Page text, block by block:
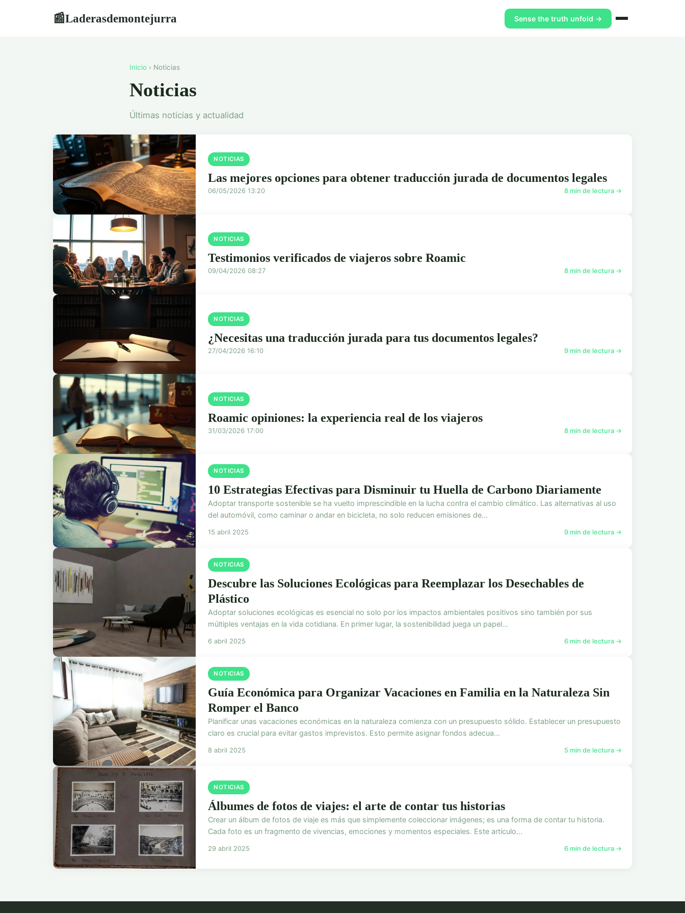
📰Laderasdemontejurra Sense the truth unfold →
Inicio › Noticias
Noticias
Últimas noticias y actualidad
NOTICIAS
Las mejores opciones para obtener traducción jurada de documentos legales
06/05/2026 13:20 8 min de lectura →
NOTICIAS
Testimonios verificados de viajeros sobre Roamic
09/04/2026 08:27 8 min de lectura →
NOTICIAS
¿Necesitas una traducción jurada para tus documentos legales?
27/04/2026 16:10 9 min de lectura →
NOTICIAS
Roamic opiniones: la experiencia real de los viajeros
31/03/2026 17:00 8 min de lectura →
NOTICIAS
10 Estrategias Efectivas para Disminuir tu Huella de Carbono Diariamente
Adoptar transporte sostenible se ha vuelto imprescindible en la lucha contra el cambio climático. Las alternativas al uso
del automóvil, como caminar o andar en bicicleta, no solo reducen emisiones de...
15 abril 2025 9 min de lectura →
NOTICIAS
Descubre las Soluciones Ecológicas para Reemplazar los Desechables de
Plástico
Adoptar soluciones ecológicas es esencial no solo por los impactos ambientales positivos sino también por sus
múltiples ventajas en la vida cotidiana. En primer lugar, la sostenibilidad juega un papel...
6 abril 2025 6 min de lectura →
NOTICIAS
Guía Económica para Organizar Vacaciones en Familia en la Naturaleza Sin
Romper el Banco
Planificar unas vacaciones económicas en la naturaleza comienza con un presupuesto sólido. Establecer un presupuesto
claro es crucial para evitar gastos imprevistos. Esto permite asignar fondos adecua...
8 abril 2025 5 min de lectura →
NOTICIAS
Álbumes de fotos de viajes: el arte de contar tus historias
Crear un álbum de fotos de viaje es más que simplemente coleccionar imágenes; es una forma de contar tu historia.
Cada foto es un fragmento de vivencias, emociones y momentos especiales. Este artículo...
29 abril 2025 6 min de lectura →